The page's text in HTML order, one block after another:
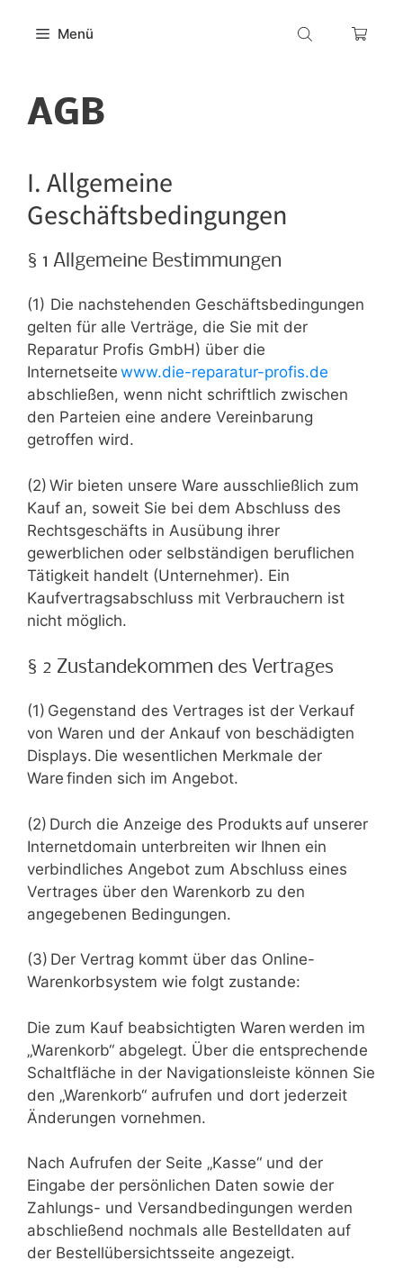
Inhalt
Menü
AGB
I. Allgemeine
Geschäftsbedingungen
§ 1 Allgemeine Bestimmungen
(1) Die nachstehenden Geschäftsbedingungen
gelten für alle Verträge, die Sie mit der
Reparatur Profis GmbH) über die
Internetseite www.die-reparatur-profis.de
abschließen, wenn nicht schriftlich zwischen
den Parteien eine andere Vereinbarung
getroffen wird.
(2) Wir bieten unsere Ware ausschließlich zum
Kauf an, soweit Sie bei dem Abschluss des
Rechtsgeschäfts in Ausübung ihrer
gewerblichen oder selbständigen beruflichen
Tätigkeit handelt (Unternehmer). Ein
Kaufvertragsabschluss mit Verbrauchern ist
nicht möglich.
§ 2 Zustandekommen des Vertrages
(1) Gegenstand des Vertrages ist der Verkauf
von Waren und der Ankauf von beschädigten
Displays. Die wesentlichen Merkmale der
Ware finden sich im Angebot.
(2) Durch die Anzeige des Produkts auf unserer
Internetdomain unterbreiten wir Ihnen ein
verbindliches Angebot zum Abschluss eines
Vertrages über den Warenkorb zu den
angegebenen Bedingungen.
(3) Der Vertrag kommt über das Online-
Warenkorbsystem wie folgt zustande:
Die zum Kauf beabsichtigten Waren werden im
„Warenkorb“ abgelegt. Über die entsprechende
Schaltfläche in der Navigationsleiste können Sie
den „Warenkorb“ aufrufen und dort jederzeit
Änderungen vornehmen.
Nach Aufrufen der Seite „Kasse“ und der
Eingabe der persönlichen Daten sowie der
Zahlungs- und Versandbedingungen werden
abschließend nochmals alle Bestelldaten auf
der Bestellübersichtsseite angezeigt.